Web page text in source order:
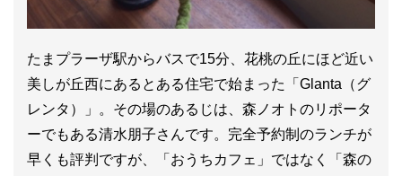
たまプラーザ駅からバスで15分、花桃の丘にほど近い
美しが丘西にあるとある住宅で始まった「Glanta（グ
レンタ）」。その場のあるじは、森ノオトのリポータ
ーでもある清水朋子さんです。完全予約制のランチが
早くも評判ですが、「おうちカフェ」ではなく「森の